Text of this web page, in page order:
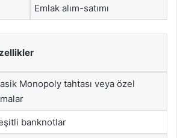
Emlak alım-satımı
Monopoly tahtası veya özel
banknotlar